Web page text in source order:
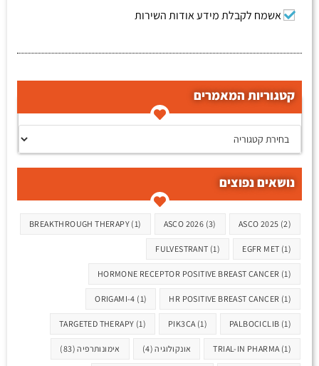
אשמח לקבלת מידע אודות השירות
קטגוריות המאמרים
קטגוריות המאמרים
נושאים נפוצים
תגיות
ASCO 2025 (2)
ASCO 2026 (3)
BREAKTHROUGH THERAPY(1)
EGFR MET (1)
FULVESTRANT (1)
HORMONE RECEPTOR POSITIVE BREAST CANCER (1)
HR POSITIVE BREAST CANCER (1)
ORIGAMI-4 (1)
PALBOCICLIB (1)
PIK3CA (1)
TARGETED THERAPY (1)
TRIAL-IN PHARMA (1) אונקולוגיה(4) אימונותרפיה(83)